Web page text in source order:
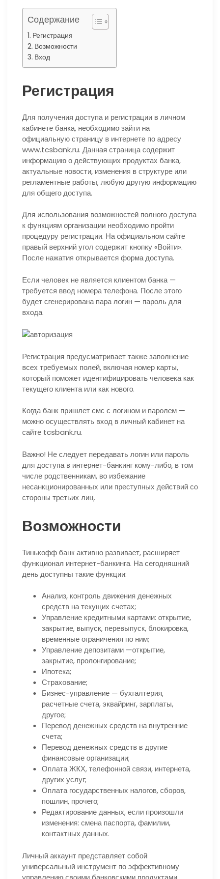
Содержание
Регистрация
Возможности
Вход
Регистрация
Для получения доступа и регистрации в личном
кабинете банка, необходимо зайти на
официальную страницу в интернете по адресу
www.tcsbank.ru. Данная страница содержит
информацию о действующих продуктах банка,
актуальные новости, изменения в структуре или
регламентные работы, любую другую информацию
для общего доступа.
Для использования возможностей полного доступа
к функциям организации необходимо пройти
процедуру регистрации. На официальном сайте
правый верхний угол содержит кнопку «Войти».
После нажатия открывается форма доступа.
Если человек не является клиентом банка —
требуется ввод номера телефона. После этого
будет сгенерирована пара логин — пароль для
входа.
Регистрация предусматривает также заполнение
всех требуемых полей, включая номер карты,
который поможет идентифицировать человека как
текущего клиента или как нового.
Когда банк пришлет смс с логином и паролем —
можно осуществлять вход в личный кабинет на
сайте tcsbank.ru.
Важно! Не следует передавать логин или пароль
для доступа в интернет-банкинг кому-либо, в том
числе родственникам, во избежание
несанкционированных или преступных действий со
стороны третьих лиц.
Возможности
Тинькофф банк активно развивает, расширяет
функционал интернет-банкинга. На сегодняшний
день доступны такие функции:
Анализ, контроль движения денежных
средств на текущих счетах;
Управление кредитными картами: открытие,
закрытие, выпуск, перевыпуск, блокировка,
временные ограничения по ним;
Управление депозитами —открытие,
закрытие, пролонгирование;
Ипотека;
Страхование;
Бизнес-управление — бухгалтерия,
расчетные счета, эквайринг, зарплаты,
другое;
Перевод денежных средств на внутренние
счета;
Перевод денежных средств в другие
финансовые организации;
Оплата ЖКХ, телефонной связи, интернета,
других услуг;
Оплата государственных налогов, сборов,
пошлин, прочего;
Редактирование данных, если произошли
изменения: смена паспорта, фамилии,
контактных данных.
Личный аккаунт представляет собой
универсальный инструмент по эффективному